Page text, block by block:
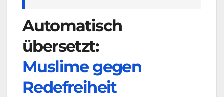
Automatisch
übersetzt:
Muslime gegen
Redefreiheit